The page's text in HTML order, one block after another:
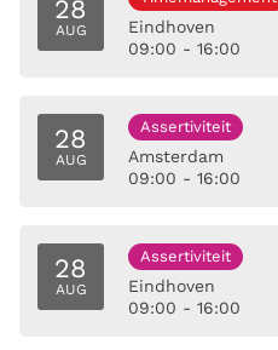
28
AUG
Eindhoven
09:00 - 16:00
28
AUG
Assertiviteit
Amsterdam
09:00 - 16:00
28
AUG
Assertiviteit
Eindhoven
09:00 - 16:00